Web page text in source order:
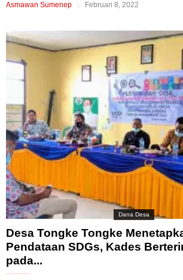
Asmawan Sumenep Februari 8, 2022
Dana Desa
Desa Tongke Tongke
Pendataan SDGs, Kades
pada...